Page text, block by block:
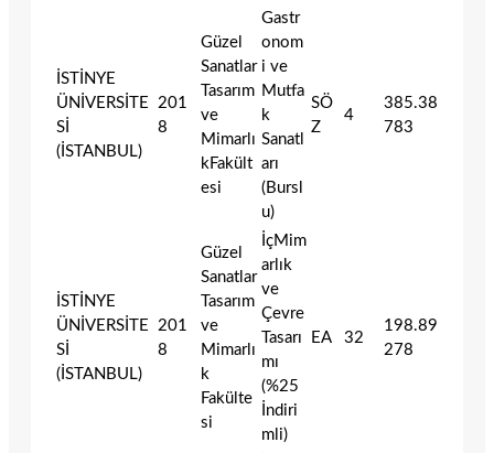
İSTİNYE
ÜNİVERSİTE
Sİ
(İSTANBUL)
201
8
Güzel
Sanatlar
Tasarım
ve
Mimarlı
kFakült
esi
Gastr
onom
i ve
Mutfa
k
Sanatl
arı
(Bursl
u)
SÖ
Z
4
385.38
783
İSTİNYE
ÜNİVERSİTE
Sİ
(İSTANBUL)
201
8
Güzel
Sanatlar
Tasarım
ve
Mimarlı
k
Fakülte
si
İçMim
arlık
ve
Çevre
Tasarı
mı
(%25
İndiri
mli)
EA 32
198.89
278